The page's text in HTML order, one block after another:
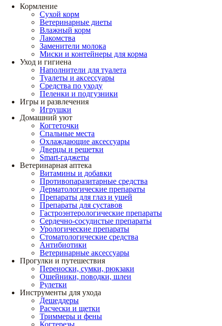
Кормление
Сухой корм
Ветеринарные диеты
Влажный корм
Лакомства
Заменители молока
Миски и контейнеры для корма
Уход и гигиена
Наполнители для туалета
Туалеты и аксессуары
Средства по уходу
Пеленки и подгузники
Игры и развлечения
Игрушки
Домашний уют
Когтеточки
Спальные места
Охлаждающие аксессуары
Дверцы и решетки
Smart-гаджеты
Ветеринарная аптека
Витамины и добавки
Противопаразитарные средства
Дерматологические препараты
Препараты для глаз и ушей
Препараты для суставов
Гастроэнтерологические препараты
Сердечно-сосудистые препараты
Урологические препараты
Стоматологические средства
Антибиотики
Ветеринарные аксессуары
Прогулки и путешествия
Переноски, сумки, рюкзаки
Ошейники, поводки, шлеи
Рулетки
Инструменты для ухода
Дешеддеры
Расчески и щетки
Триммеры и фены
Когтерезы